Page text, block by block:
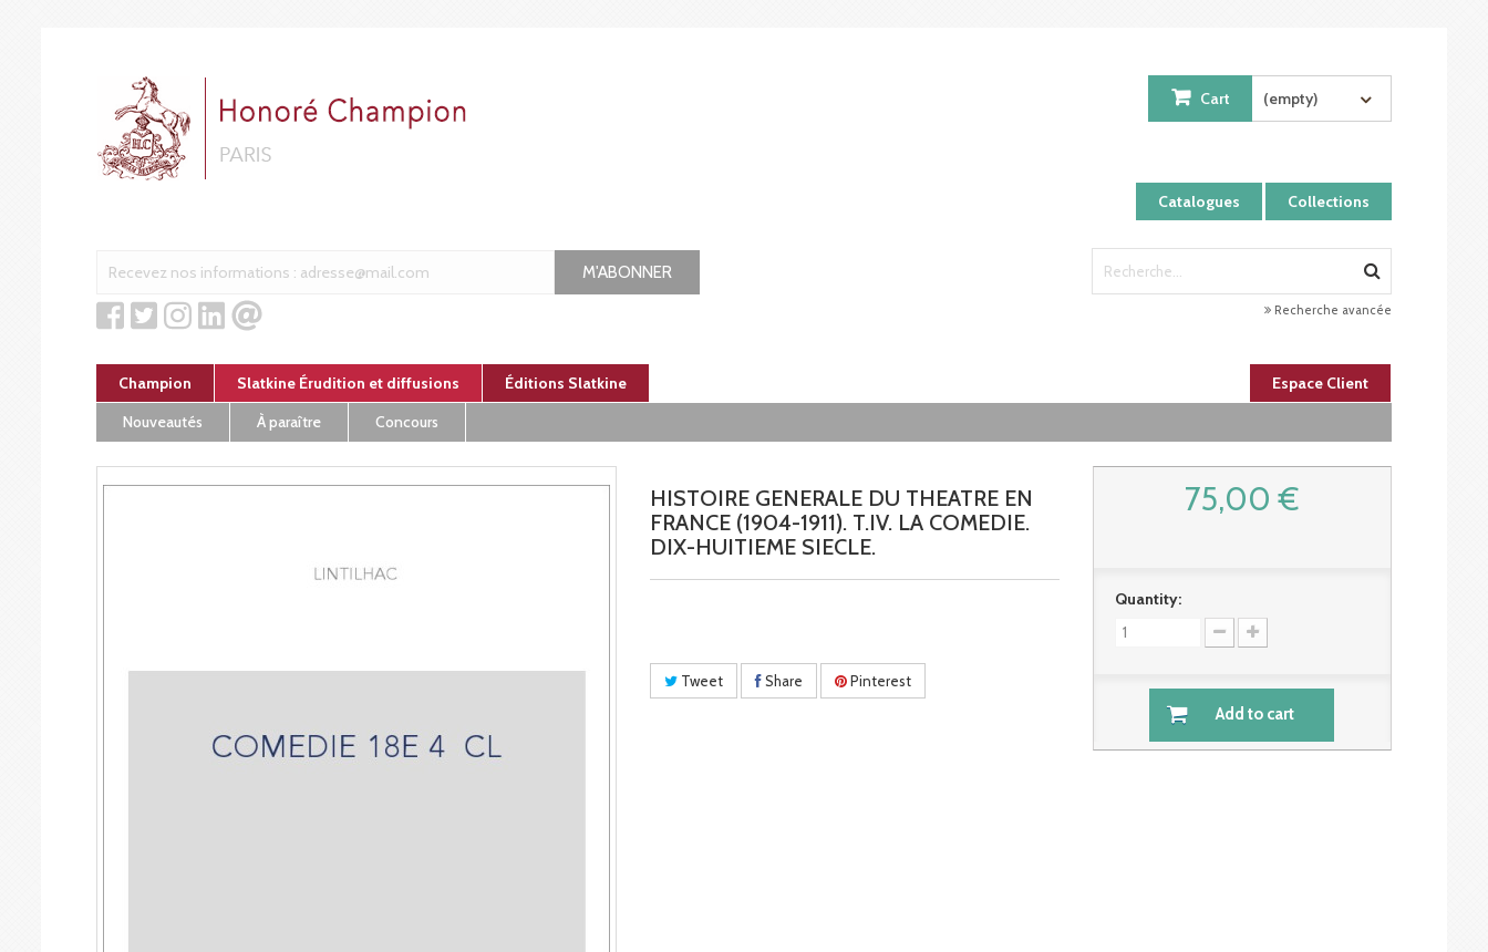
Catalogues Collections
Cart (empty)
M'ABONNER
Recherche avancée
Champion Slatkine Érudition et diffusions Éditions Slatkine
Espace Client
Nouveautés
À paraître Concours
HISTOIRE GENERALE DU THEATRE EN
FRANCE (1904-1911). T.IV. LA COMEDIE.
DIX-HUITIEME SIECLE.
Tweet Share Pinterest
75,00 €
Quantity:
Add to cart